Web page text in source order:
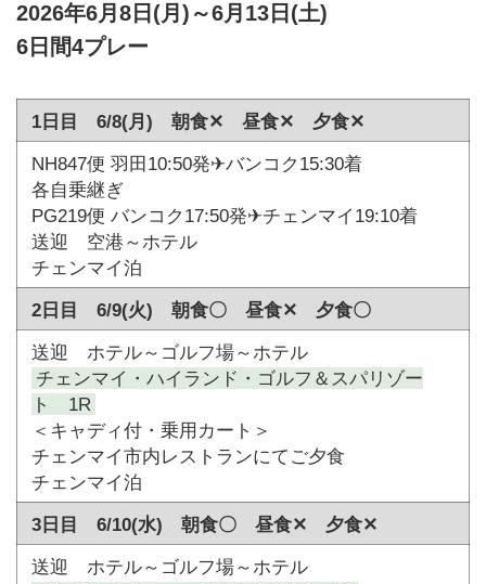
2026年6月8日(月)～6月13日(土)
6日間4プレー
1日目 6/8(月) 朝食✕ 昼食✕ 夕食✕
NH847便 羽田10:50発✈バンコク15:30着
各自乗継ぎ
PG219便 バンコク17:50発✈チェンマイ19:10着
送迎 空港～ホテル
チェンマイ泊
2日目 6/9(火) 朝食〇 昼食✕ 夕食〇
送迎 ホテル～ゴルフ場～ホテル
チェンマイ・ハイランド・ゴルフ＆スパリゾー
ト 1R
＜キャディ付・乗用カート＞
チェンマイ市内レストランにてご夕食
チェンマイ泊
3日目 6/10(水) 朝食〇 昼食✕ 夕食✕
送迎 ホテル～ゴルフ場～ホテル